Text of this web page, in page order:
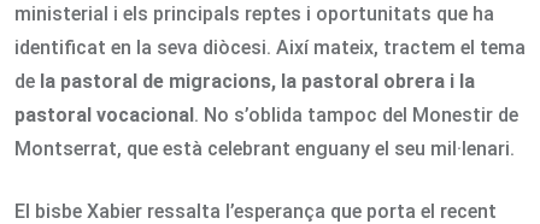
ministerial i els principals reptes i oportunitats que ha
identificat en la seva diòcesi. Així mateix, tractem el tema
de la pastoral de migracions, la pastoral obrera i la
pastoral vocacional. No s’oblida tampoc del Monestir de
Montserrat, que està celebrant enguany el seu mil·lenari.
El bisbe Xabier ressalta l’esperança que porta el recent